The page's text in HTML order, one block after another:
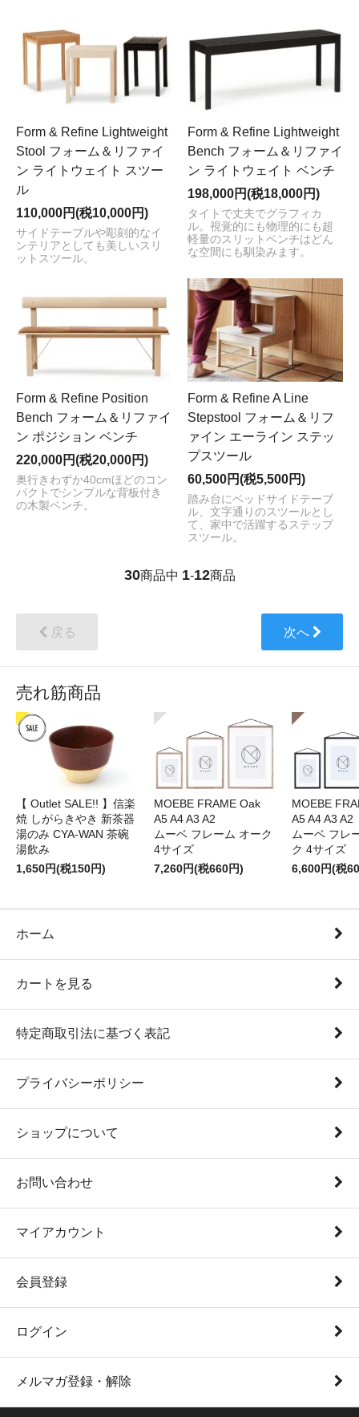
Form & Refine Lightweight
Stool フォーム＆リファイ
ン ライトウェイト スツー
ル
110,000円(税10,000円)
サイドテーブルや彫刻的なイ
ンテリアとしても美しいスリ
ットスツール。
Form & Refine Lightweight
Bench フォーム＆リファイ
ン ライトウェイト ベンチ
198,000円(税18,000円)
タイトで丈夫でグラフィカ
ル。視覚的にも物理的にも超
軽量のスリットベンチはどん
な空間にも馴染みます。
Form & Refine Position
Bench フォーム＆リファイ
ン ポジション ベンチ
220,000円(税20,000円)
奥行きわずか40cmほどのコン
パクトでシンプルな背板付き
の木製ベンチ。
Form & Refine A Line
Stepstool フォーム＆リフ
ァイン エーライン ステッ
プスツール
60,500円(税5,500円)
踏み台にベッドサイドテーブ
ル、文字通りのスツールとし
て、家中で活躍するステップ
スツール。
30商品中 1-12商品
戻る 次へ
売れ筋商品
【 Outlet SALE!! 】信楽
焼 しがらきやき 新茶器
湯のみ CYA-WAN 茶碗
湯飲み
1,650円(税150円)
MOEBE FRAME Oak
A5 A4 A3 A2
ムーベ フレーム オーク
4サイズ
7,260円(税660円)
MOEBE
A5 A4 A3 A2
ムーベ フレ
ク 4サイズ
6,600円(税
ホーム
カートを見る
特定商取引法に基づく表記
プライバシーポリシー
ショップについて
お問い合わせ
マイアカウント
会員登録
ログイン
メルマガ登録・解除